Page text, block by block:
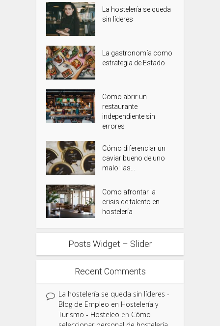
La hostelería se queda
sin líderes
La gastronomía como
estrategia de Estado
Como abrir un
restaurante
independiente sin
errores
Cómo diferenciar un
caviar bueno de uno
malo: las...
Como afrontar la
crisis de talento en
hostelería
Posts Widget – Slider
Recent Comments
La hostelería se queda sin líderes -
Blog de Empleo en Hostelería y
Turismo - Hosteleo en Cómo